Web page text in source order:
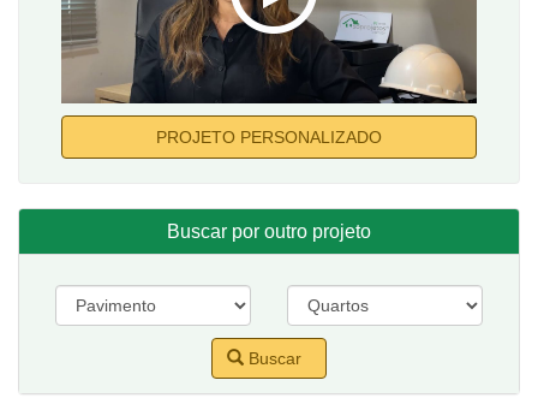
PROJETO PERSONALIZADO
Buscar por outro projeto
Buscar